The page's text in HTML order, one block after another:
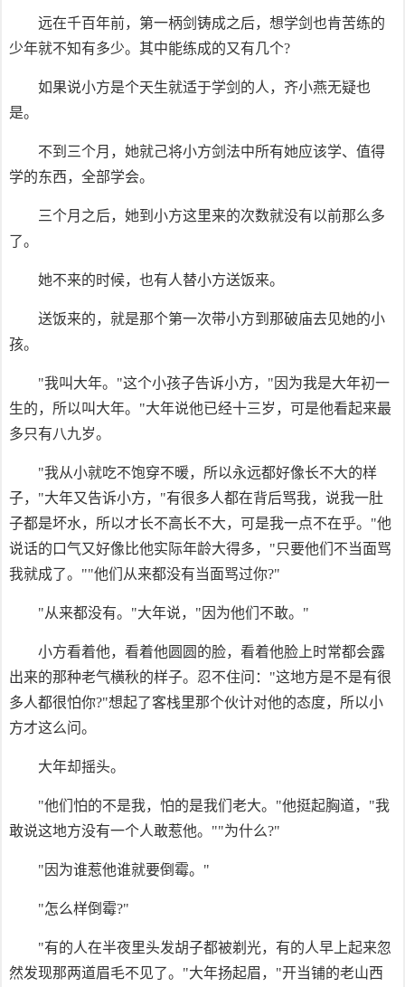
远在千百年前，第一柄剑铸成之后，想学剑也肯苦练的
少年就不知有多少。其中能练成的又有几个?
如果说小方是个天生就适于学剑的人，齐小燕无疑也
是。
不到三个月，她就己将小方剑法中所有她应该学、值得
学的东西，全部学会。
三个月之后，她到小方这里来的次数就没有以前那么多
了。
她不来的时候，也有人替小方送饭来。
送饭来的，就是那个第一次带小方到那破庙去见她的小
孩。
"我叫大年。"这个小孩子告诉小方，"因为我是大年初一
生的，所以叫大年。"大年说他已经十三岁，可是他看起来最
多只有八九岁。
"我从小就吃不饱穿不暖，所以永远都好像长不大的样
子，"大年又告诉小方，"有很多人都在背后骂我，说我一肚
子都是坏水，所以才长不高长不大，可是我一点不在乎。"他
说话的口气又好像比他实际年龄大得多，"只要他们不当面骂
我就成了。""他们从来都没有当面骂过你?"
"从来都没有。"大年说，"因为他们不敢。"
小方看着他，看着他圆圆的脸，看着他脸上时常都会露
出来的那种老气横秋的样子。忍不住问："这地方是不是有很
多人都很怕你?"想起了客栈里那个伙计对他的态度，所以小
方才这么问。
大年却摇头。
"他们怕的不是我，怕的是我们老大。"他挺起胸道，"我
敢说这地方没有一个人敢惹他。""为什么?"
"因为谁惹他谁就要倒霉。"
"怎么样倒霉?"
"有的人在半夜里头发胡子都被剃光，有的人早上起来忽
然发现那两道眉毛不见了。"大年扬起眉，"开当铺的老山西